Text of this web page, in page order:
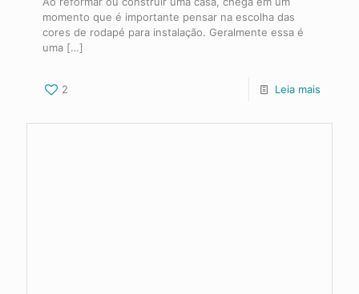
momento que é importante pensar na escolha das
cores de rodapé para instalação. Geralmente essa é
uma […]
2 Leia mais